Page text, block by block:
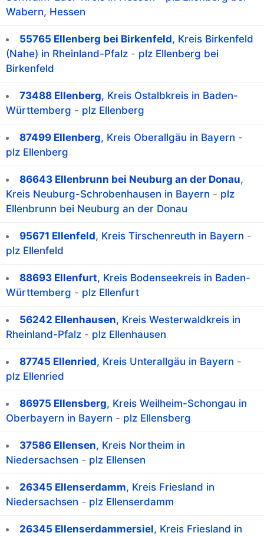
Wabern, Hessen
55765 Ellenberg bei Birkenfeld, Kreis Birkenfeld
(Nahe) in Rheinland-Pfalz - plz Ellenberg bei
Birkenfeld
73488 Ellenberg, Kreis Ostalbkreis in Baden-
Württemberg - plz Ellenberg
87499 Ellenberg, Kreis Oberallgäu in Bayern -
plz Ellenberg
86643 Ellenbrunn bei Neuburg an der Donau,
Kreis Neuburg-Schrobenhausen in Bayern - plz
Ellenbrunn bei Neuburg an der Donau
95671 Ellenfeld, Kreis Tirschenreuth in Bayern -
plz Ellenfeld
88693 Ellenfurt, Kreis Bodenseekreis in Baden-
Württemberg - plz Ellenfurt
56242 Ellenhausen, Kreis Westerwaldkreis in
Rheinland-Pfalz - plz Ellenhausen
87745 Ellenried, Kreis Unterallgäu in Bayern -
plz Ellenried
86975 Ellensberg, Kreis Weilheim-Schongau in
Oberbayern in Bayern - plz Ellensberg
37586 Ellensen, Kreis Northeim in
Niedersachsen - plz Ellensen
26345 Ellenserdamm, Kreis Friesland in
Niedersachsen - plz Ellenserdamm
26345 Ellenserdammersiel, Kreis Friesland in